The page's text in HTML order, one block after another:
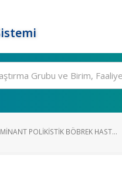
POLIKISTIK BÖBREK HAST...